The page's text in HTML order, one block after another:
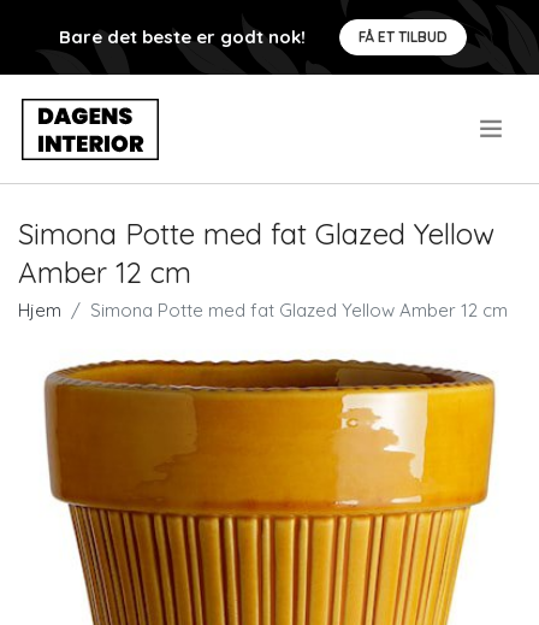
Bare det beste er godt nok! FÅ ET TILBUD
Simona Potte med fat Glazed Yellow
Amber 12 cm
Hjem Simona Potte med fat Glazed Yellow Amber 12 cm